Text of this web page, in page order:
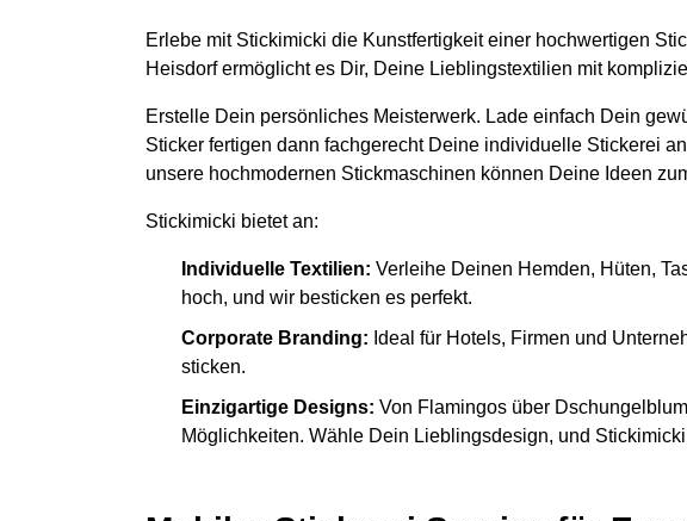
Erlebe mit Stickimicki die Kunstfertigkeit einer hochwertigen
Heisdorf ermöglicht es Dir, Deine Lieblingstextilien mit
Erstelle Dein persönliches Meisterwerk. Lade einfach Dein
Sticker fertigen dann fachgerecht Deine individuelle Stickerei
unsere hochmodernen Stickmaschinen können Deine Ideen
Stickimicki bietet an:
Individuelle Textilien: Verleihe Deinen Hemden, Hüten,
hoch, und wir besticken es perfekt.
Corporate Branding: Ideal für Hotels, Firmen und
sticken.
Einzigartige Designs: Von Flamingos über
Möglichkeiten. Wähle Dein Lieblingsdesign, und